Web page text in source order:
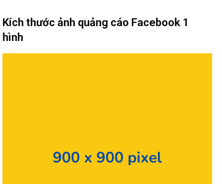
Kích thước ảnh quảng cáo Facebook 1
hình